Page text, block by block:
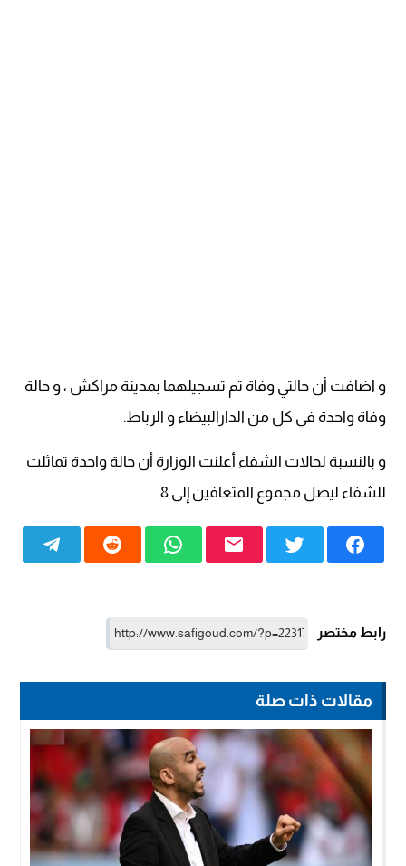
و اضافت أن حالتي وفاة تم تسجيلهما بمدينة مراكش ، و حالة
وفاة واحدة في كل من الدارالبيضاء و الرباط.
و بالنسبة لحالات الشفاء أعلنت الوزارة أن حالة واحدة تماثلت
للشفاء ليصل مجموع المتعافين إلى 8.
رابط مختصر
مقالات ذات صلة